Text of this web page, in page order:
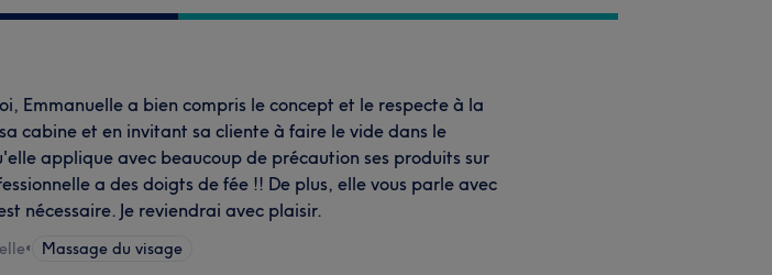
Emmanuelle a bien compris le concept et le respecte à la
cabine et en invitant sa cliente à faire le vide dans le
applique avec beaucoup de précaution ses produits sur
a des doigts de fée !! De plus, elle vous parle avec
nécessaire. Je reviendrai avec plaisir.
• Massage du visage